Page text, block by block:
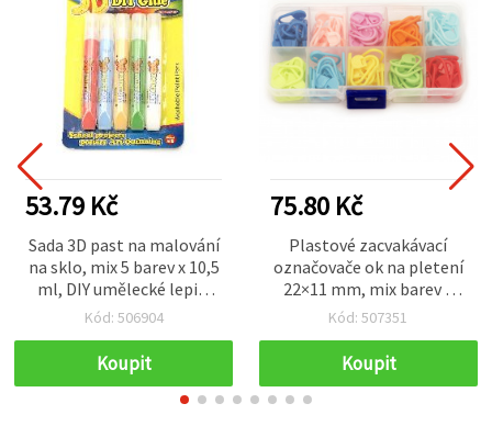
53.79 Kč
Sada 3D past na malování
na sklo, mix 5 barev x 10,5
ml, DIY umělecké lepicí
barvy
Kód: 506904
Koupit
75.80 Kč
Plastové zacvakávací
označovače ok na pletení
22×11 mm, mix barev v
plastové krabičce – 120 ks
Kód: 507351
Koupit